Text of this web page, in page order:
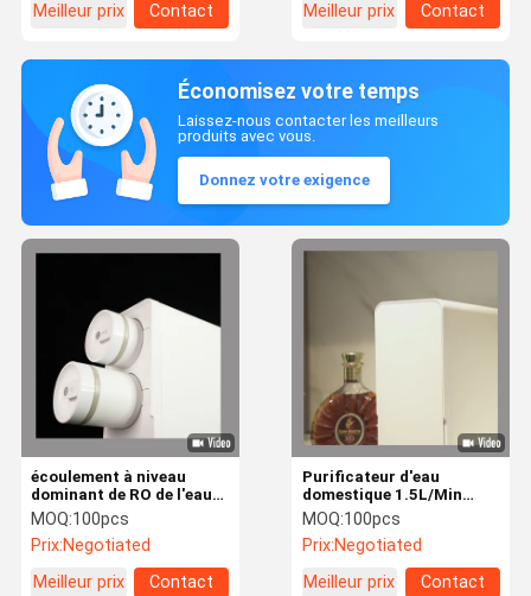
Meilleur prix
Contact
Meilleur prix
Contact
Économisez votre temps
Laissez-nous contacter les meilleurs
produits avec vous.
Donnez votre exigence
Purificateur d'eau
domestique 1.5L/Min
avec système d'osmose
inverse domestique du
robinet 220V
MOQ:100pcs
Prix:Negotiated
Meilleur prix
Contact
écoulement à niveau
dominant de RO de l'eau
de 5T 390mm de Chambre
entière à la maison
d'épurateur
MOQ:100pcs
Prix:Negotiated
Meilleur prix
Contact